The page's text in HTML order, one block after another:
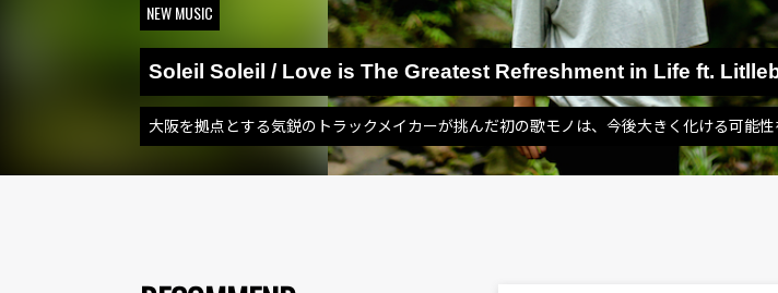
NEW MUSIC
Soleil Soleil / Love is The Greatest Refreshment in Life ft.
大阪を拠点とする気鋭のトラックメイカーが挑んだ初の歌モノは、今後大きく化ける可能